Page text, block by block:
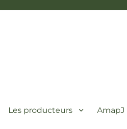
Les producteurs AmapJ